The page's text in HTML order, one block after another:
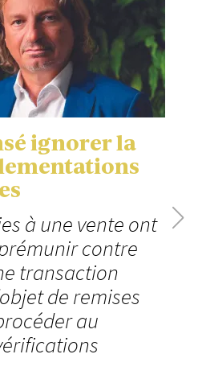
ignorer la
à une vente ont
contre
transaction
de remises
au